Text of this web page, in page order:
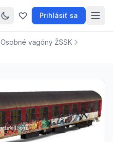
Prihlásiť sa
Osobné vagóny ŽSSK